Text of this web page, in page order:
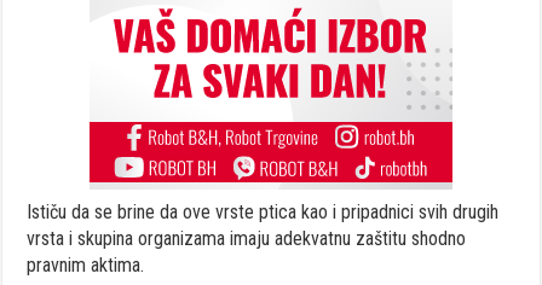
Ističu da se brine da ove vrste ptica kao i pripadnici svih drugih
vrsta i skupina organizama imaju adekvatnu zaštitu shodno
pravnim aktima.